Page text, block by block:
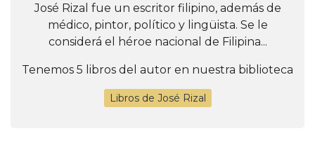
José Rizal fue un escritor filipino, además de
médico, pintor, político y lingüista. Se le
considerá el héroe nacional de Filipina...
Tenemos 5 libros del autor en nuestra biblioteca
Libros de José Rizal